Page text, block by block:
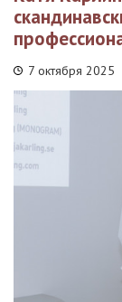
7 октября 2025